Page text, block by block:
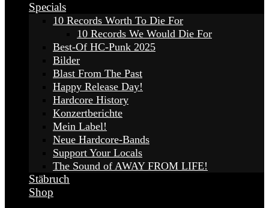
Specials
10 Records Worth To Die For
10 Records We Would Die For
Best-Of HC-Punk 2025
Bilder
Blast From The Past
Happy Release Day!
Hardcore History
Konzertberichte
Mein Label!
Neue Hardcore-Bands
Support Your Locals
The Sound of AWAY FROM LIFE!
Stäbruch
Shop